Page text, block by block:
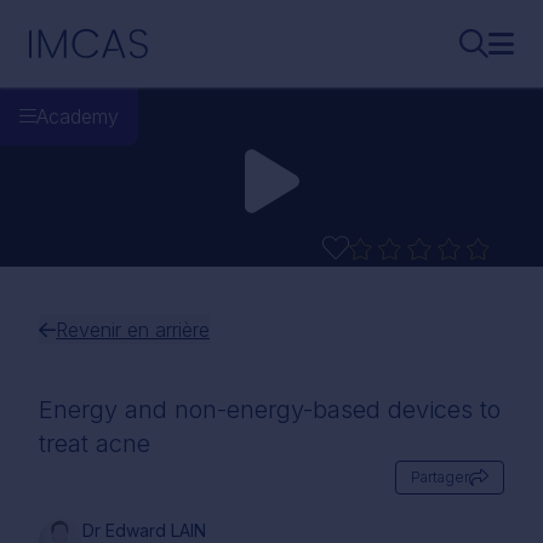
IMCAS
Academy
Revenir en arrière
Energy and non-energy-based devices to
treat acne
Partager
Dr Edward LAIN